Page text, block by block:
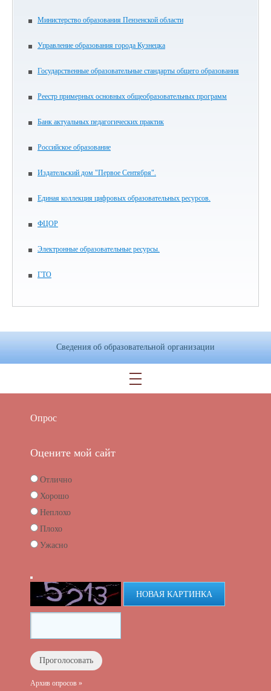
Министерство образования Пензенской области
Управление образования города Кузнецка
Государственные образовательные стандарты общего образования
Реестр примерных основных общеобразовательных программ
Банк актуальных педагогических практик
Российское образование
Издательский дом "Первое Сентября".
Единая коллекция цифровых образовательных ресурсов.
ФЦОР
Электронные образовательные ресурсы.
ГТО
Сведения об образовательной организации
Опрос
Оцените мой сайт
Отлично
Хорошо
Неплохо
Плохо
Ужасно
НОВАЯ КАРТИНКА
Архив опросов »